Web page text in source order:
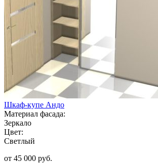
Шкаф-купе Андо
Материал фасада:
Зеркало
Цвет:
Светлый
от 45 000 руб.